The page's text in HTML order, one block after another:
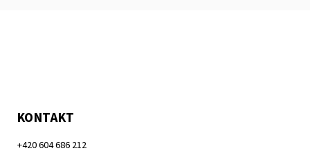
KONTAKT
+420 604 686 212